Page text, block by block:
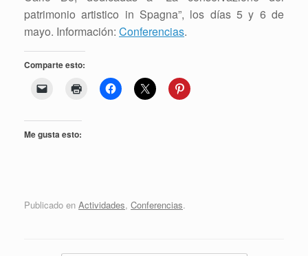
patrimonio artistico in Spagna”, los días 5 y 6 de
mayo. Información: Conferencias.
Comparte esto:
Me gusta esto:
Publicado en Actividades, Conferencias.